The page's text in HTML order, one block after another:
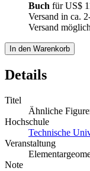
Buch fürUS$
Versand in ca.
Versand möglich
In den Warenkorb
Details
Titel
Ähnliche
Hochschule
Technische
Veranstaltung
Note